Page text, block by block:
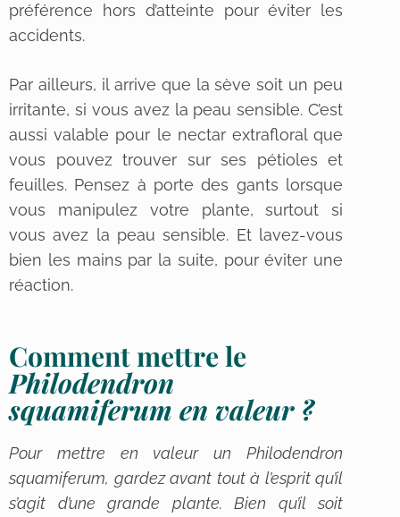
préférence hors d’atteinte pour éviter les
accidents.
Par ailleurs, il arrive que la sève soit un peu
irritante, si vous avez la peau sensible. C’est
aussi valable pour le nectar extrafloral que
vous pouvez trouver sur ses pétioles et
feuilles. Pensez à porte des gants lorsque
vous manipulez votre plante, surtout si
vous avez la peau sensible. Et lavez-vous
bien les mains par la suite, pour éviter une
réaction.
Comment mettre le
Philodendron
squamiferum en valeur ?
Pour mettre en valeur unPhilodendron
squamiferum, gardez avant tout à l’esprit qu’il
s’agit d’une grande plante. Bien qu’il soit